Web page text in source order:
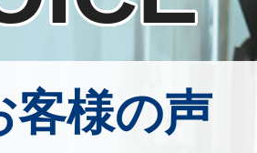
客様の声